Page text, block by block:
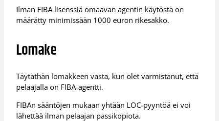
Ilman FIBA lisenssiä omaavan agentin käytöstä on
määrätty minimissään 1000 euron rikesakko.
Lomake
Täytäthän lomakkeen vasta, kun olet varmistanut, että
pelaajalla on FIBA-agentti.
FIBAn sääntöjen mukaan yhtään LOC-pyyntöä ei voi
lähettää ilman pelaajan passikopiota.